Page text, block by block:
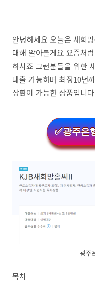
안녕하세요 오늘은 새희
대해 알아볼게요 요즘처
하시죠 그런분들을 위한
대출 가능하며 최장10년
상환이 가능한 상품입니다
✅광주은
광주
목차